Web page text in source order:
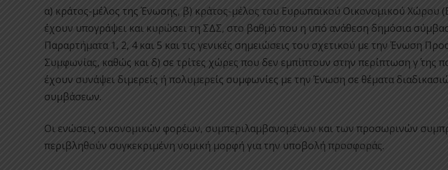
α) κράτος-μέλος της Ένωσης, β) κράτος-μέλος του Ευρωπαϊκού Οικονομικού Χώρου
έχουν υπογράψει και κυρώσει τη ΣΔΣ, στο βαθμό που η υπό ανάθεση δημόσια
Παραρτήματα 1, 2, 4 και 5 και τις γενικές σημειώσεις του σχετικού με την Ένωση
Συμφωνίας, καθώς και δ) σε τρίτες χώρες που δεν εμπίπτουν στην περίπτωση γ΄ της
έχουν συνάψει διμερείς ή πολυμερείς συμφωνίες με την Ένωση σε θέματα
συμβάσεων.
Οι ενώσεις οικονομικών φορέων, συμπεριλαμβανομένων και των προσωρινών
περιβληθούν συγκεκριμένη νομική μορφή για την υποβολή προσφοράς.